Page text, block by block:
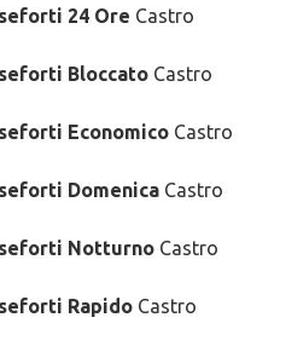
24 Ore Castro
Bloccato Castro
Economico Castro
Domenica Castro
Notturno Castro
Rapido Castro